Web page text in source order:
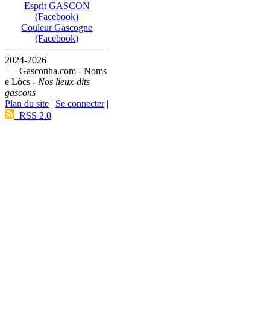
Esprit GASCON
(Facebook)
Couleur Gascogne
(Facebook)
2024-2026
— Gasconha.com - Noms
e Lòcs - Nos lieux-dits
gascons
Plan du site | Se connecter|
RSS 2.0